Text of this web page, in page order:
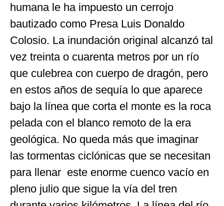
humana le ha impuesto un cerrojo
bautizado como Presa Luis Donaldo
Colosio. La inundación original alcanzó tal
vez treinta o cuarenta metros por un río
que culebrea con cuerpo de dragón, pero
en estos años de sequía lo que aparece
bajo la línea que corta el monte es la roca
pelada con el blanco remoto de la era
geológica. No queda más que imaginar
las tormentas ciclónicas que se necesitan
para llenar este enorme cuenco vacío en
pleno julio que sigue la vía del tren